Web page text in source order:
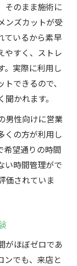
そのまま施術に
ンズカットが受
ているから素早
やすく、ストレ
。実際に利用し
できるので、
かれます。
男性向けに営業
くの方が利用し
希望通りの時間
い時間管理がで
価されていま
がほぼゼロであ
ンでも、来店と